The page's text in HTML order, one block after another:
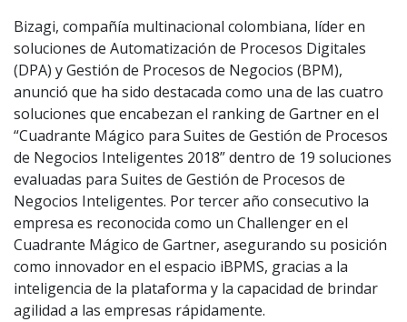
Bizagi, compañía multinacional colombiana, líder en
soluciones de Automatización de Procesos Digitales
(DPA) y Gestión de Procesos de Negocios (BPM),
anunció que ha sido destacada como una de las cuatro
soluciones que encabezan el ranking de Gartner en el
“Cuadrante Mágico para Suites de Gestión de Procesos
de Negocios Inteligentes 2018” dentro de 19 soluciones
evaluadas para Suites de Gestión de Procesos de
Negocios Inteligentes. Por tercer año consecutivo la
empresa es reconocida como un Challenger en el
Cuadrante Mágico de Gartner, asegurando su posición
como innovador en el espacio iBPMS, gracias a la
inteligencia de la plataforma y la capacidad de brindar
agilidad a las empresas rápidamente.